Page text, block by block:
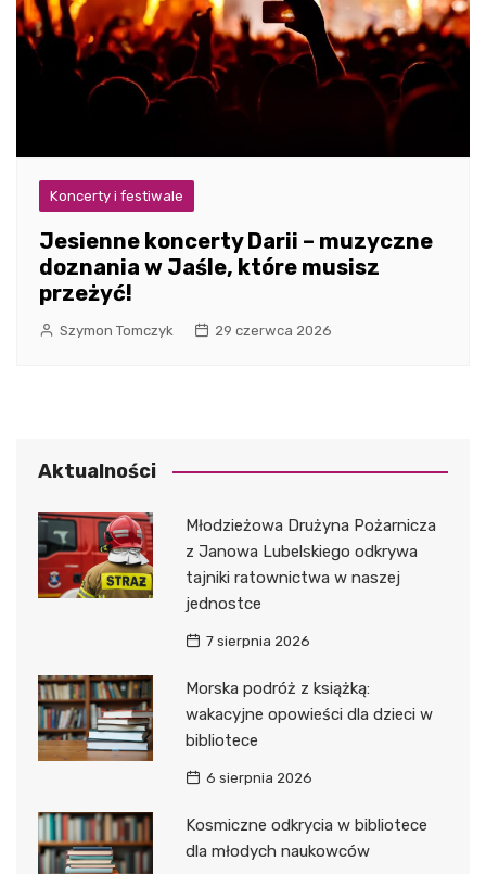
Koncerty i festiwale
Jesienne koncerty Darii – muzyczne
doznania w Jaśle, które musisz
przeżyć!
Szymon Tomczyk 29 czerwca 2026
Aktualności
Młodzieżowa Drużyna Pożarnicza
z Janowa Lubelskiego odkrywa
tajniki ratownictwa w naszej
jednostce
7 sierpnia 2026
Morska podróż z książką:
wakacyjne opowieści dla dzieci w
bibliotece
6 sierpnia 2026
Kosmiczne odkrycia w bibliotece
dla młodych naukowców